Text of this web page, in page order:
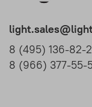
8 (495) 136-82-
8 (966) 377-55-